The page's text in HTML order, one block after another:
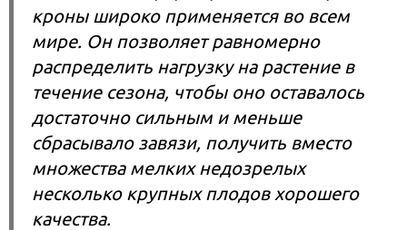
кроны широко применяется во всем
мире. Он позволяет равномерно
распределить нагрузку на растение в
течение сезона, чтобы оно оставалось
достаточно сильным и меньше
сбрасывало завязи, получить вместо
множества мелких недозрелых
несколько крупных плодов хорошего
качества.